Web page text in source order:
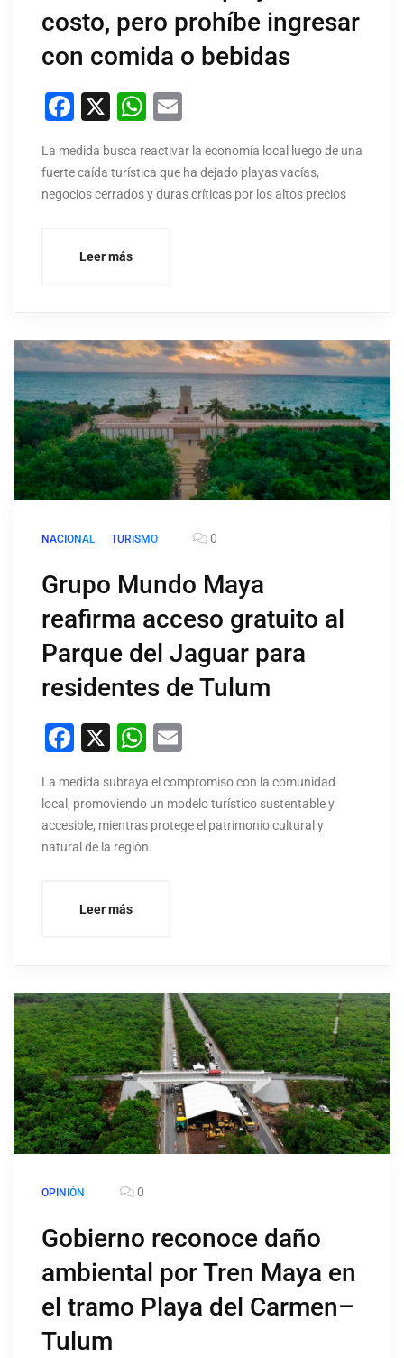
costo, pero prohíbe ingresar
con comida o bebidas
Facebook
X WhatsApp
La medida busca reactivar la economía local luego de una
fuerte caída turística que ha dejado playas vacías,
negocios cerrados y duras críticas por los altos precios
Leer más
NACIONAL TURISMO 0
Grupo Mundo Maya
reafirma acceso gratuito al
Parque del Jaguar para
residentes de Tulum
Facebook
X WhatsApp
La medida subraya el compromiso con la comunidad
local, promoviendo un modelo turístico sustentable y
accesible, mientras protege el patrimonio cultural y
natural de la región.
Leer más
OPINIÓN 0
Gobierno reconoce daño
ambiental por Tren Maya en
el tramo Playa del Carmen–
Tulum